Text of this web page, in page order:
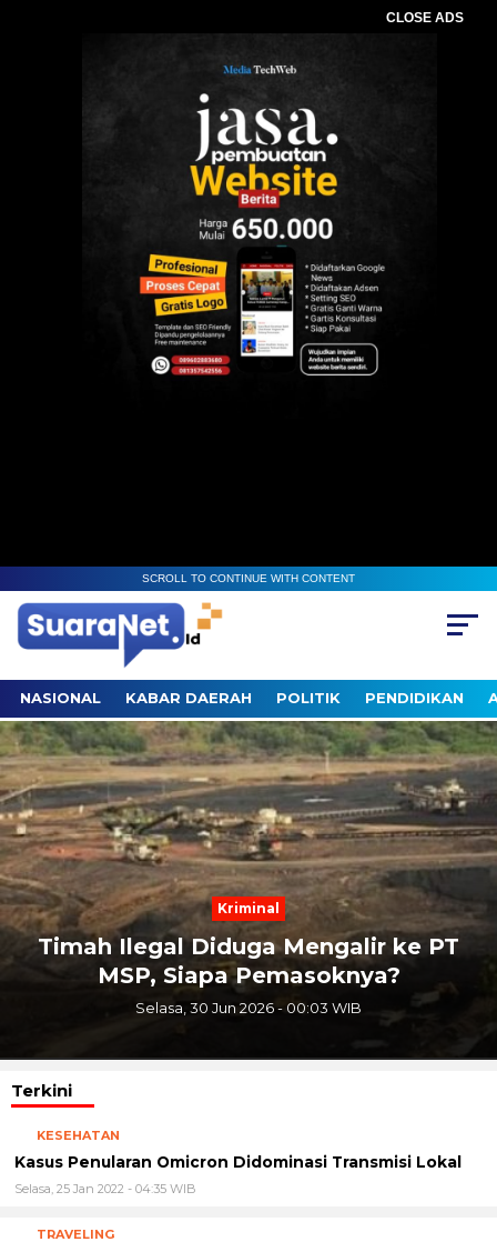
CLOSE ADS
SCROLL TO CONTINUE WITH CONTENT
NASIONAL KABAR DAERAH POLITIK PENDIDIKAN
Kriminal
Timah Ilegal Diduga Mengalir ke PT
MSP, Siapa Pemasoknya?
Selasa, 30 Jun 2026 - 00:03 WIB
Previous Next
Terkini
KESEHATAN
Kasus Penularan Omicron Didominasi Transmisi Lokal
Selasa, 25 Jan 2022 - 04:35 WIB
TRAVELING